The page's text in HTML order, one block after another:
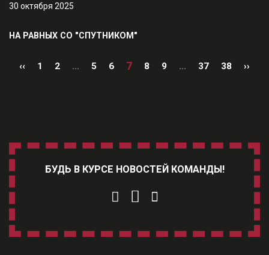
30 октября 2025
НА РАВНЫХ СО "СПУТНИКОМ"
‹‹ 1 2 ... 5 6 7 8 9 ... 37 38 ››
БУДЬ В КУРСЕ НОВОСТЕЙ КОМАНДЫ!